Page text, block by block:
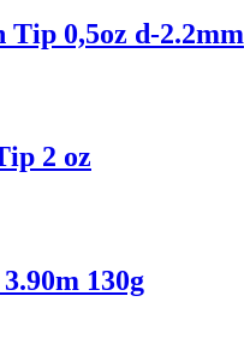
0,5oz d-2.2mm
2 oz
130g